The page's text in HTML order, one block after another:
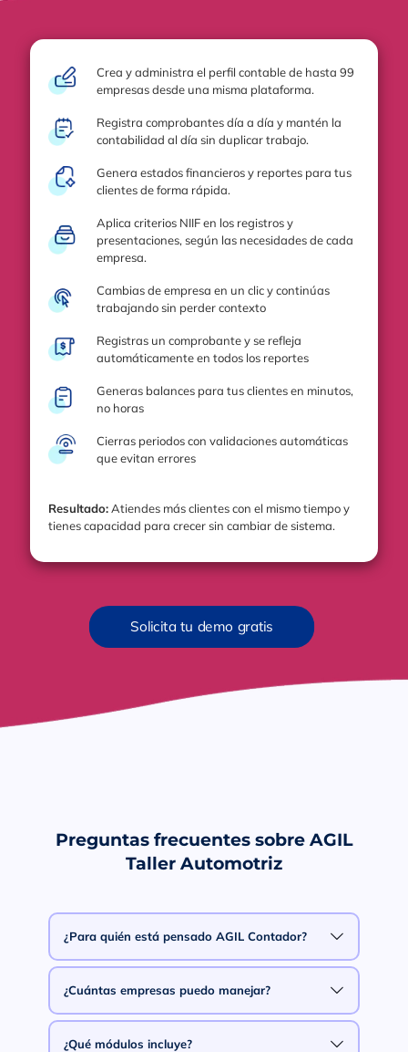
Crea y administra el perfil contable de hasta 99
empresas desde una misma plataforma.
Registra comprobantes día a día y mantén la
contabilidad al día sin duplicar trabajo.
Genera estados financieros y reportes para tus
clientes de forma rápida.
Aplica criterios NIIF en los registros y
presentaciones, según las necesidades de cada
empresa.
Cambias de empresa en un clic y continúas
trabajando sin perder contexto
Registras un comprobante y se refleja
automáticamente en todos los reportes
Generas balances para tus clientes en minutos,
no horas
Cierras periodos con validaciones automáticas
que evitan errores
Resultado:Atiendes más clientes con el mismo tiempo y
tienes capacidad para crecer sin cambiar de sistema.
Solicita tu demo gratis
Preguntas frecuentes sobre AGIL
Taller Automotriz
¿Para quién está pensado AGIL Contador?
¿Cuántas empresas puedo manejar?
¿Qué módulos incluye?